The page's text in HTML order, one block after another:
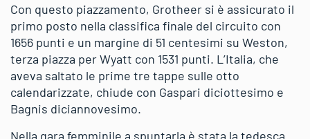
Con questo piazzamento, Grotheer si è assicurato il
primo posto nella classifica finale del circuito con
1656 punti e un margine di 51 centesimi su Weston,
terza piazza per Wyatt con 1531 punti. L’Italia, che
aveva saltato le prime tre tappe sulle otto
calendarizzate, chiude con Gaspari diciottesimo e
Bagnis diciannovesimo.
Nella gara femminile a spuntarla è stata la tedesca